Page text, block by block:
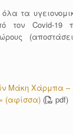
τα
τον Covid-19
Μάκη Χάρμπα –
(αφίσσα)( pdf)